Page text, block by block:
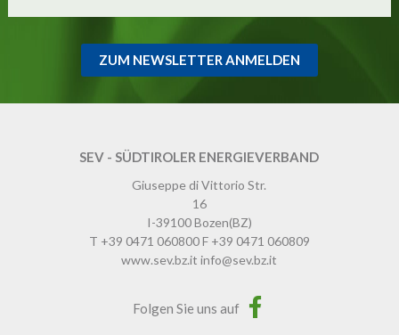
ZUM NEWSLETTER ANMELDEN
SEV - SÜDTIROLER ENERGIEVERBAND
Giuseppe di Vittorio Str.
16
I-39100Bozen(BZ)
T +39 0471 060800F +39 0471 060809
www.sev.bz.it info@sev.bz.it
Folgen Sie uns auf